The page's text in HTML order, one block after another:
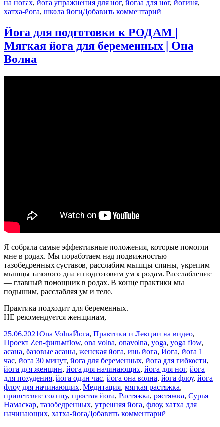
на ногах, йога упражнения для ног, йогаа для ног, йогиня,
хатха-йога, школа йогиДобавить комментарий
ЙОГА
упражнения
ДЛЯ
Йога для подготовки к РОДАМ |
Мягкая йога для беременных | Она
Волна
Я собрала самые эффективные положения, которые помогли
мне в родах. Мы поработаем над подвижностью
тазобедренных суставов, расслабим мышцы спины, укрепим
мышцы тазового дна и подготовим ум к родам. Расслабление
— главный помощник в родах. В конце практики мы
подышим, расслабляя ум и тело.
Практика подходит для беременных.
НЕ рекомендуется женщинам,
Опубликовано
25.06.2021Автор
Ona VolnaРубрики
Йога, Практики и Лекции на видео,
Проект Zen-фильмМетки
flow, ona volna, onavolna, yoga, yoga flow,
асана, базовые асаны, женская йога, инь йога, Йога, йога 1
час, йога 30 минут, йога для беременных, йога для гибкости,
йога для женщин, йога для начинающих, йога для ног, йога
для похудения, йога один час, йога она волна, йога флоу, йога
флоу для начинающих, Медитация, мягкая растяжка,
приветсвие солнцу, простая йога, Растяжка, рястяжка, Сурья
Намаскар, тазобедренных, утренняя йога, флоу, хатха для
начинающих, хатха-йогаДобавить комментарий